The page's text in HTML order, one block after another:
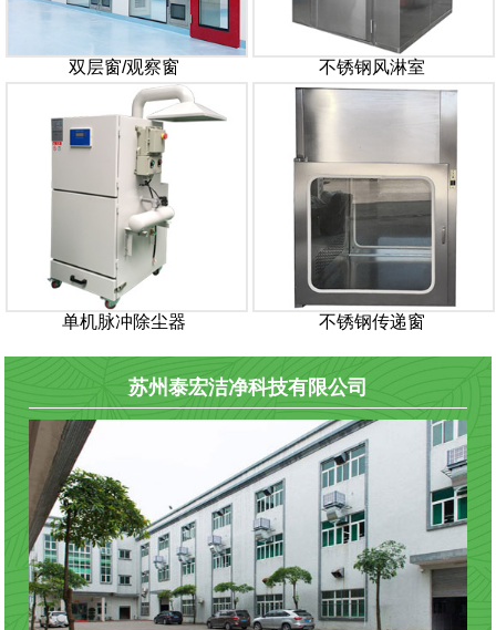
双层窗/观察窗 不锈钢风淋室
单机脉冲除尘器 不锈钢传递窗
苏州泰宏洁净科技有限公司